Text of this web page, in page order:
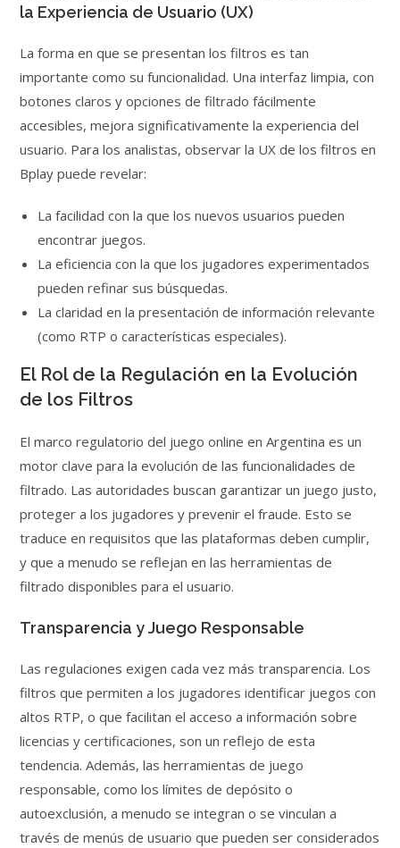
la Experiencia de Usuario (UX)
La forma en que se presentan los filtros es tan
importante como su funcionalidad. Una interfaz limpia, con
botones claros y opciones de filtrado fácilmente
accesibles, mejora significativamente la experiencia del
usuario. Para los analistas, observar la UX de los filtros en
Bplay puede revelar:
La facilidad con la que los nuevos usuarios pueden
encontrar juegos.
La eficiencia con la que los jugadores experimentados
pueden refinar sus búsquedas.
La claridad en la presentación de información relevante
(como RTP o características especiales).
El Rol de la Regulación en la Evolución
de los Filtros
El marco regulatorio del juego online en Argentina es un
motor clave para la evolución de las funcionalidades de
filtrado. Las autoridades buscan garantizar un juego justo,
proteger a los jugadores y prevenir el fraude. Esto se
traduce en requisitos que las plataformas deben cumplir,
y que a menudo se reflejan en las herramientas de
filtrado disponibles para el usuario.
Transparencia y Juego Responsable
Las regulaciones exigen cada vez más transparencia. Los
filtros que permiten a los jugadores identificar juegos con
altos RTP, o que facilitan el acceso a información sobre
licencias y certificaciones, son un reflejo de esta
tendencia. Además, las herramientas de juego
responsable, como los límites de depósito o
autoexclusión, a menudo se integran o se vinculan a
través de menús de usuario que pueden ser considerados